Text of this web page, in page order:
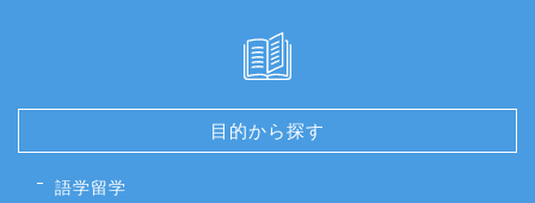
目的から探す
語学留学